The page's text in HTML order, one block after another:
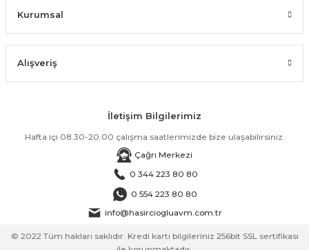
Kurumsal
Alışveriş
İletişim Bilgilerimiz
Hafta içi 08.30-20.00 çalışma saatlerimizde bize ulaşabilirsiniz.
Çağrı Merkezi
0 344 223 80 80
0 554 223 80 80
info@hasirciogluavm.com.tr
© 2022 Tüm hakları saklıdır. Kredi kartı bilgileriniz 256bit SSL sertifikası